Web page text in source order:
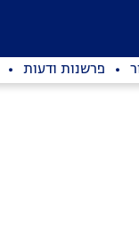
פרשנות ודעות